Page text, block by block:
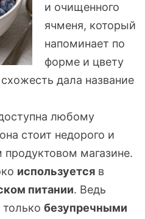
и очищенного
ячменя, который
напоминает по
форме и цвету
дала название
любому
стоит недорого и
магазине.
используетсяв
питании. Ведь
безупречными